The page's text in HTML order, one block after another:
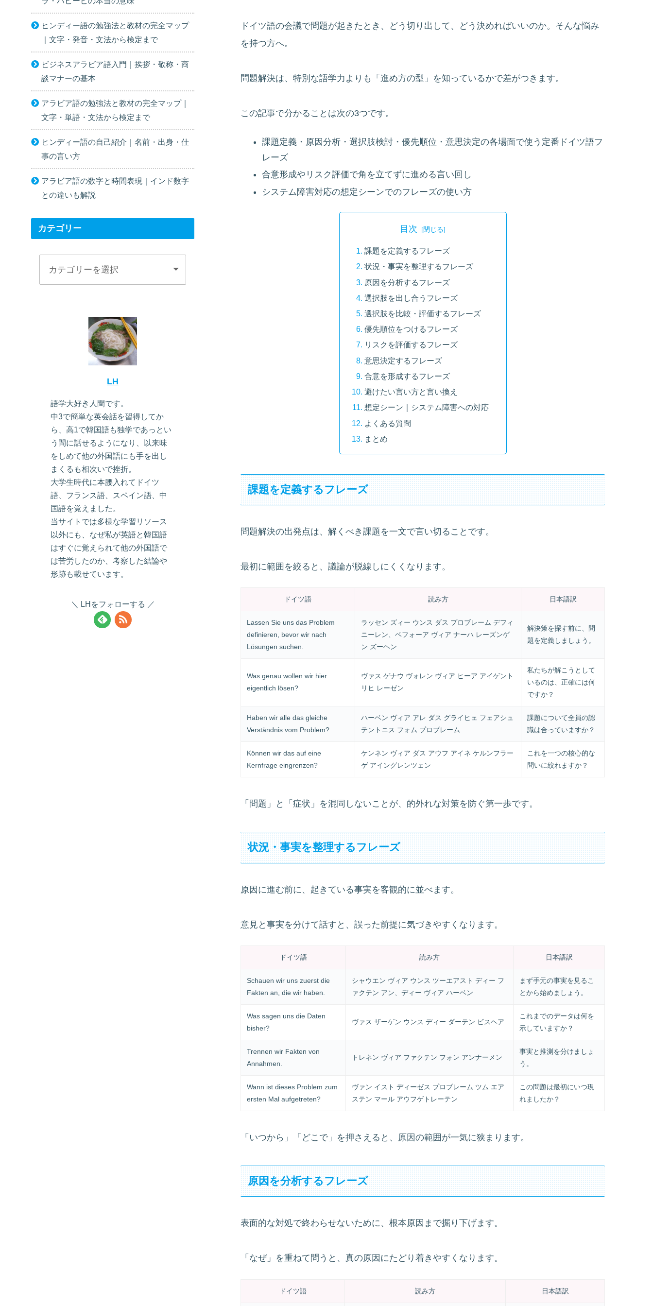
ドイツ語の会議で問題が起きたとき、どう切り出して、どう決めればいいのか。そんな悩み
を持つ方へ。
問題解決は、特別な語学力よりも「進め方の型」を知っているかで差がつきます。
この記事で分かることは次の3つです。
課題定義・原因分析・選択肢検討・優先順位・意思決定の各場面で使う定番ドイツ語フ
レーズ
合意形成やリスク評価で角を立てずに進める言い回し
システム障害対応の想定シーンでのフレーズの使い方
目次
課題を定義するフレーズ
状況・事実を整理するフレーズ
原因を分析するフレーズ
選択肢を出し合うフレーズ
選択肢を比較・評価するフレーズ
優先順位をつけるフレーズ
リスクを評価するフレーズ
意思決定するフレーズ
合意を形成するフレーズ
避けたい言い方と言い換え
想定シーン｜システム障害への対応
よくある質問
まとめ
課題を定義するフレーズ
問題解決の出発点は、解くべき課題を一文で言い切ることです。
最初に範囲を絞ると、議論が脱線しにくくなります。
ドイツ語 読み方 日本語訳
Lassen Sie uns das Problem
definieren, bevor wir nach
Lösungen suchen.
ラッセン ズィー ウンス ダス プロブレーム デフィ
ニーレン、ベフォーア ヴィア ナーハ レーズンゲ
ン ズーヘン
解決策を探す前に、問
題を定義しましょう。
Was genau wollen wir hier
eigentlich lösen?
ヴァス ゲナウ ヴォレン ヴィア ヒーア アイゲント
リヒ レーゼン
私たちが解こうとして
いるのは、正確には何
ですか？
Haben wir alle das gleiche
Verständnis vom Problem?
ハーベン ヴィア アレ ダス グライヒェ フェアシュ
テントニス フォム プロブレーム
課題について全員の認
識は合っていますか？
Können wir das auf eine
Kernfrage eingrenzen?
ケンネン ヴィア ダス アウフ アイネ ケルンフラー
ゲ アイングレンツェン
これを一つの核心的な
問いに絞れますか？
「問題」と「症状」を混同しないことが、的外れな対策を防ぐ第一歩です。
状況・事実を整理するフレーズ
原因に進む前に、起きている事実を客観的に並べます。
意見と事実を分けて話すと、誤った前提に気づきやすくなります。
ドイツ語 読み方 日本語訳
Schauen wir uns zuerst die
Fakten an, die wir haben.
シャウエン ヴィア ウンス ツーエアスト ディー フ
ァクテン アン、ディー ヴィア ハーベン
まず手元の事実を見るこ
とから始めましょう。
Was sagen uns die Daten
bisher?
ヴァス ザーゲン ウンス ディー ダーテン ビスヘア
これまでのデータは何を
示していますか？
Trennen wir Fakten von
Annahmen.
トレネン ヴィア ファクテン フォン アンナーメン
事実と推測を分けましょ
う。
Wann ist dieses Problem zum
ersten Mal aufgetreten?
ヴァン イスト ディーゼス プロブレーム ツム エア
ステン マール アウフゲトレーテン
この問題は最初にいつ現
れましたか？
「いつから」「どこで」を押さえると、原因の範囲が一気に狭まります。
原因を分析するフレーズ
表面的な対処で終わらせないために、根本原因まで掘り下げます。
「なぜ」を重ねて問うと、真の原因にたどり着きやすくなります。
ドイツ語 読み方 日本語訳
ヒンディー語の勉強法と教材の完全マップ
｜文字・発音・文法から検定まで
ビジネスアラビア語入門｜挨拶・敬称・商
談マナーの基本
アラビア語の勉強法と教材の完全マップ｜
文字・単語・文法から検定まで
ヒンディー語の自己紹介｜名前・出身・仕
事の言い方
アラビア語の数字と時間表現｜インド数字
との違いも解説
カテゴリー
LH
語学大好き人間です。
中3で簡単な英会話を習得してか
ら、高1で韓国語も独学であっとい
う間に話せるようになり、以来味
をしめて他の外国語にも手を出し
まくるも相次いで挫折。
大学生時代に本腰入れてドイツ
語、フランス語、スペイン語、中
国語を覚えました。
当サイトでは多様な学習リソース
以外にも、なぜ私が英語と韓国語
はすぐに覚えられて他の外国語で
は苦労したのか、考察した結論や
形跡も載せています。
LHをフォローする